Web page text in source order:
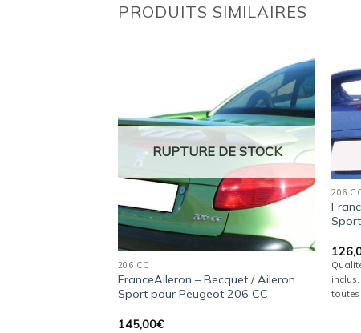
PRODUITS SIMILAIRES
Ajouter
à la
wishlist
RUPTURE DE STOCK
206 CC
FranceAileron – Becquet / Aileron
Sport pour Peugeot 206 CC
145,00€
206
toutes